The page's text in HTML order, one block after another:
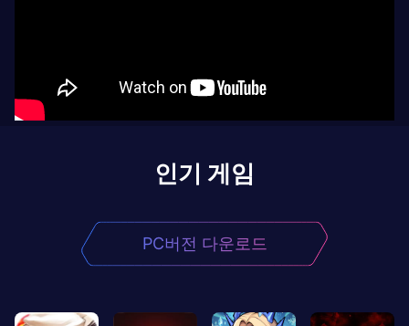
인기 게임
PC버전 다운로드